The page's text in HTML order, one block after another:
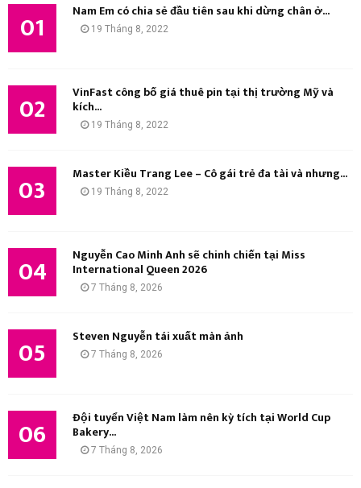
01 Nam Em có chia sẻ đầu tiên sau khi dừng chân ở...
19 Tháng 8, 2022
02 VinFast công bố giá thuê pin tại thị trường Mỹ và
kích...
19 Tháng 8, 2022
03 Master Kiều Trang Lee – Cô gái trẻ đa tài và nhưng...
19 Tháng 8, 2022
04 Nguyễn Cao Minh Anh sẽ chinh chiến tại Miss
International Queen 2026
7 Tháng 8, 2026
05 Steven Nguyễn tái xuất màn ảnh
7 Tháng 8, 2026
06 Đội tuyển Việt Nam làm nên kỳ tích tại World Cup
Bakery...
7 Tháng 8, 2026